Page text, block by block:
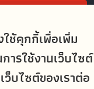
ช้คุกกี้เพื่อเพิ่ม
รใช้งานเว็บไซต์
บไซต์ของเราต่อ